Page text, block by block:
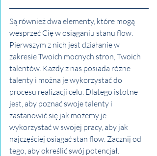
Są również dwa elementy, które mogą
wesprzeć Cię w osiąganiu stanu flow.
Pierwszym z nich jest działanie w
zakresie Twoich mocnych stron, Twoich
talentów. Każdy z nas posiada różne
talenty i można je wykorzystać do
procesu realizacji celu. Dlatego istotne
jest, aby poznać swoje talenty i
zastanowić się jak możemy je
wykorzystać w swojej pracy, aby jak
najczęściej osiągać stan flow. Zacznij od
tego, aby określić swój potencjał.